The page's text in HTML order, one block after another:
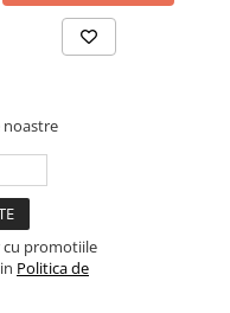
cu promotiile
Politica de